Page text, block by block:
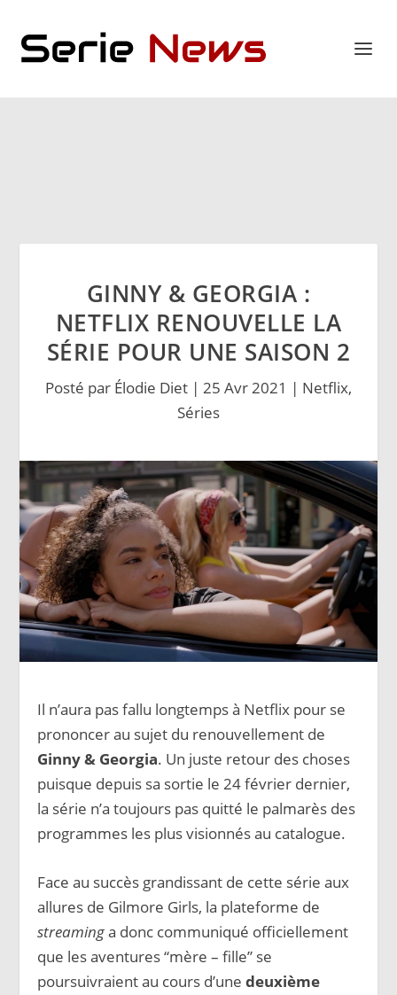
GINNY & GEORGIA :
NETFLIX RENOUVELLE LA
SÉRIE POUR UNE SAISON 2
Posté par Élodie Diet | 25 Avr 2021 | Netflix,
Séries
Il n’aura pas fallu longtemps à Netflix pour se
prononcer au sujet du renouvellement de
Ginny & Georgia. Un juste retour des choses
puisque depuis sa sortie le 24 février dernier,
la série n’a toujours pas quitté le palmarès des
programmes les plus visionnés au catalogue.
Face au succès grandissant de cette série aux
allures de Gilmore Girls, la plateforme de
streaminga donc communiqué officiellement
que les aventures “mère – fille” se
poursuivraient au cours d’unedeuxième